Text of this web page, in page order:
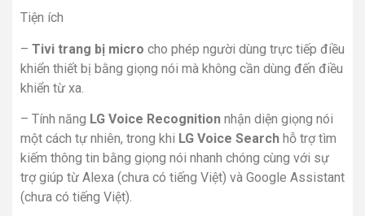
Tiện ích
– Tivi trang bị micro cho phép người dùng trực tiếp điều
khiển thiết bị bằng giọng nói mà không cần dùng đến điều
khiển từ xa.
– Tính năng LG Voice Recognition nhận diện giọng nói
một cách tự nhiên, trong khi LG Voice Search hỗ trợ tìm
kiếm thông tin bằng giọng nói nhanh chóng cùng với sự
trợ giúp từ Alexa (chưa có tiếng Việt) và Google Assistant
(chưa có tiếng Việt).